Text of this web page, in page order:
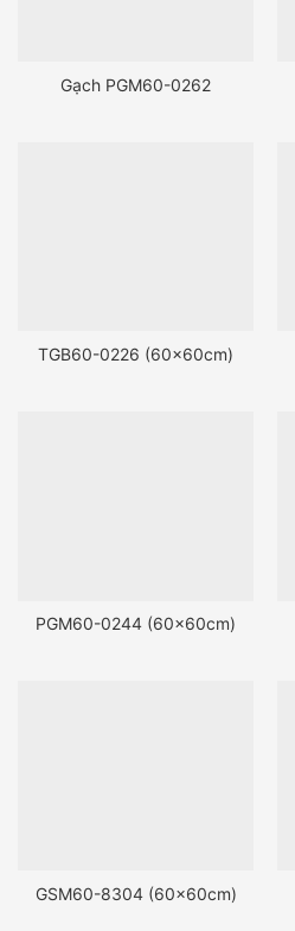
Gạch PGM60-0262
TGB60-0226 (60x60cm)
PGM60-0244 (60x60cm)
GSM60-8304 (60x60cm)